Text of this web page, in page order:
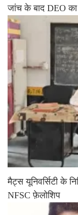
जांच के बाद DEO
मैट्स यूनिवर्सिटी के
NFSC फ़ेलोशिप